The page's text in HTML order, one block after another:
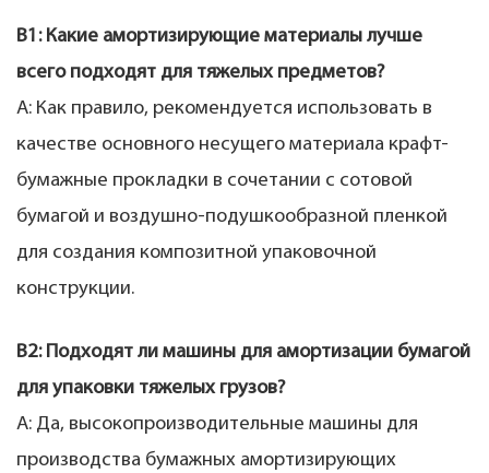
В1: Какие амортизирующие материалы лучше
всего подходят для тяжелых предметов?
А: Как правило, рекомендуется использовать в
качестве основного несущего материала крафт-
бумажные прокладки в сочетании с сотовой
бумагой и воздушно-подушкообразной пленкой
для создания композитной упаковочной
конструкции.
В2: Подходят ли машины для амортизации бумагой
для упаковки тяжелых грузов?
А: Да, высокопроизводительные машины для
производства бумажных амортизирующих